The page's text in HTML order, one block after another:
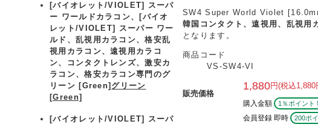
[バイオレット/VIOLET] スーパ
ー ワールドカラコン、
[バイオ
レット/VIOLET] スーパー ワー
ルド、乱視用カラコン、格安乱
視用カラコン、遠視用カラコ
ン、コンタクトレンズ、激安カ
ラコン、格安カラコン専門のグ
リーン [Green] グリーン
[Green]
[バイオレット/VIOLET] スーパ
SW4 Super World Violet
韓国コンタクト、遠視用、乱視用
となります。
商品コード
VS-SW4-VI
販売価格
1,880円(税込1,880
購入金額 1％ポイント
会員登録 即時
200ポ